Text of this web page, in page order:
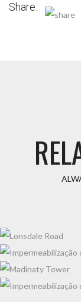
Share:
LONSDALE ROAD
MADINATY